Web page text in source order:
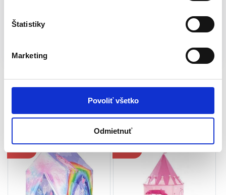
Štatistiky
Marketing
Povoliť všetko
Odmietnuť
Výška: cca 190 cm
Značky:
Súvisiace produkty